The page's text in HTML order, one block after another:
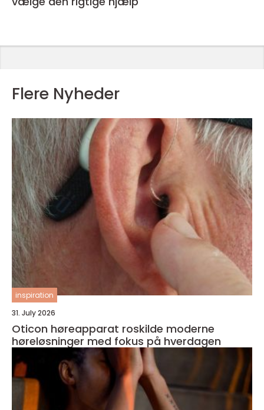
Flere Nyheder
inspiration
31. July 2026
Oticon høreapparat roskilde moderne
høreløsninger med fokus på hverdagen